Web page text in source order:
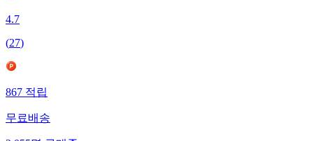
4.7
(27)
867적립
무료배송